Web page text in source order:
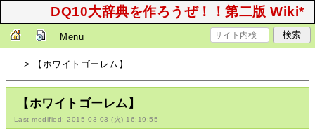
DQ10大辞典を作ろうぜ！！第二版 Wiki*
Menu
> 【ホワイトゴーレム】
【ホワイトゴーレム】
Last-modified: 2015-03-03 (火) 16:19:55